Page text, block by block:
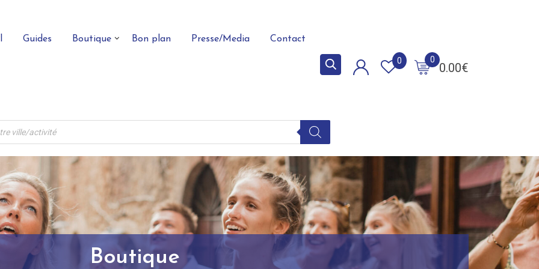
Guides Boutique Bon plan Presse/Media Contact
0.00€
0
0
Boutique